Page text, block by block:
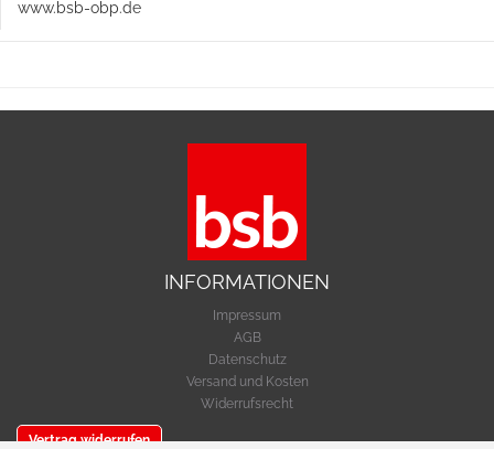
www.bsb-obp.de
INFORMATIONEN
Impressum
AGB
Datenschutz
Versand und Kosten
Widerrufsrecht
Vertrag widerrufen